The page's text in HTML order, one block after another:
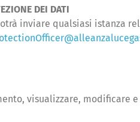
DEI DATI
inviare qualsiasi
visualizzare, modificare